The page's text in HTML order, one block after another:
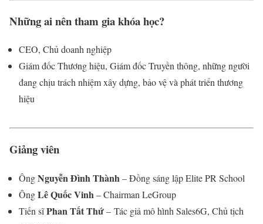
Những ai nên tham gia khóa học?
CEO, Chủ doanh nghiệp
Giám đốc Thương hiệu, Giám đốc Truyền thông, những người
đang chịu trách nhiệm xây dựng, bảo vệ và phát triển thương
hiệu
Giảng viên
ÔngNguyễn Đình Thành– Đồng sáng lập Elite PR School
ÔngLê Quốc Vinh– Chairman LeGroup
Tiến sĩPhan Tất Thứ– Tác giả mô hình Sales6G, Chủ tịch